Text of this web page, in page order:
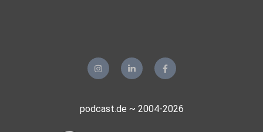
podcast.de ~ 2004-2026